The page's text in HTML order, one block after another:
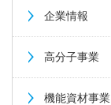
企業情報
高分子事業
機能資材事業